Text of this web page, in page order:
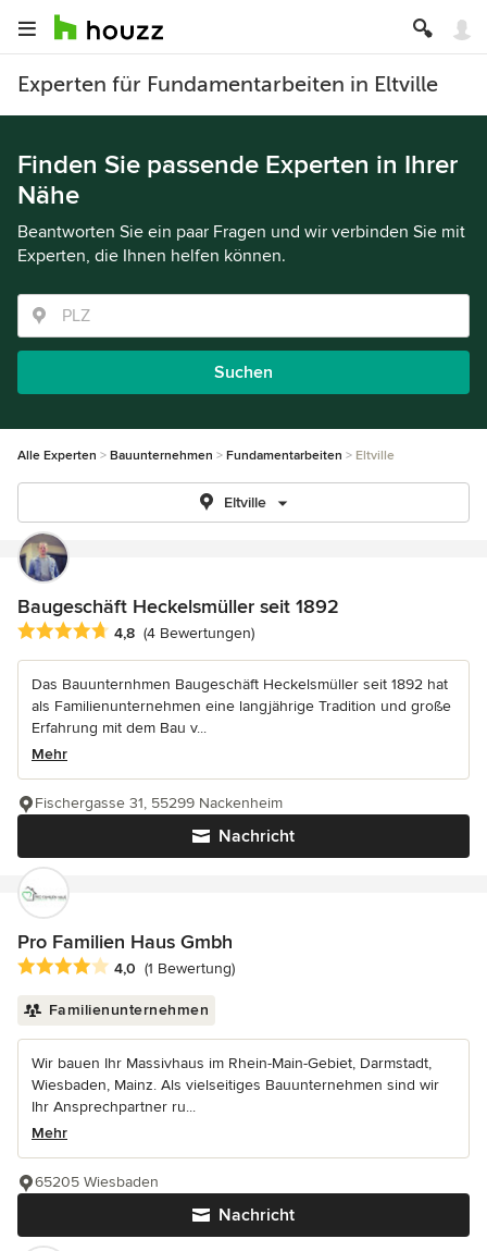
Experten für Fundamentarbeiten in Eltville
Finden Sie passende Experten in Ihrer
Nähe
Beantworten Sie ein paar Fragen und wir verbinden Sie mit
Experten, die Ihnen helfen können.
Suchen
Alle Experten Bauunternehmen Fundamentarbeiten Eltville
Eltville
Baugeschäft Heckelsmüller seit 1892
Durchschnittliche Bewertung: 4.8 von 5 Sternen
4,8 (4 Bewertungen)
Das Bauunternhmen Baugeschäft Heckelsmüller seit 1892 hat
als Familienunternehmen eine langjährige Tradition und große
Erfahrung mit dem Bau v...
Mehr
Nachricht
Fischergasse 31, 55299 Nackenheim
Pro Familien Haus Gmbh
Durchschnittliche Bewertung: 4 von 5 Sternen
4,0 (1 Bewertung)
Familienunternehmen
Wir bauen Ihr Massivhaus im Rhein-Main-Gebiet, Darmstadt,
Wiesbaden, Mainz. Als vielseitiges Bauunternehmen sind wir
Ihr Ansprechpartner ru...
Mehr
Nachricht
65205 Wiesbaden